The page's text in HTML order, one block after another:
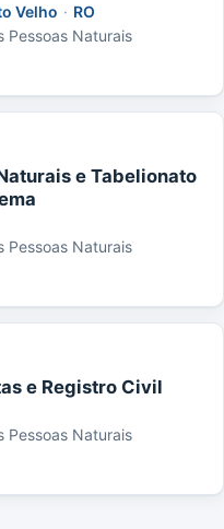
Velho · RO
Pessoas Naturais
e Tabelionato
Pessoas Naturais
e Registro Civil
Pessoas Naturais